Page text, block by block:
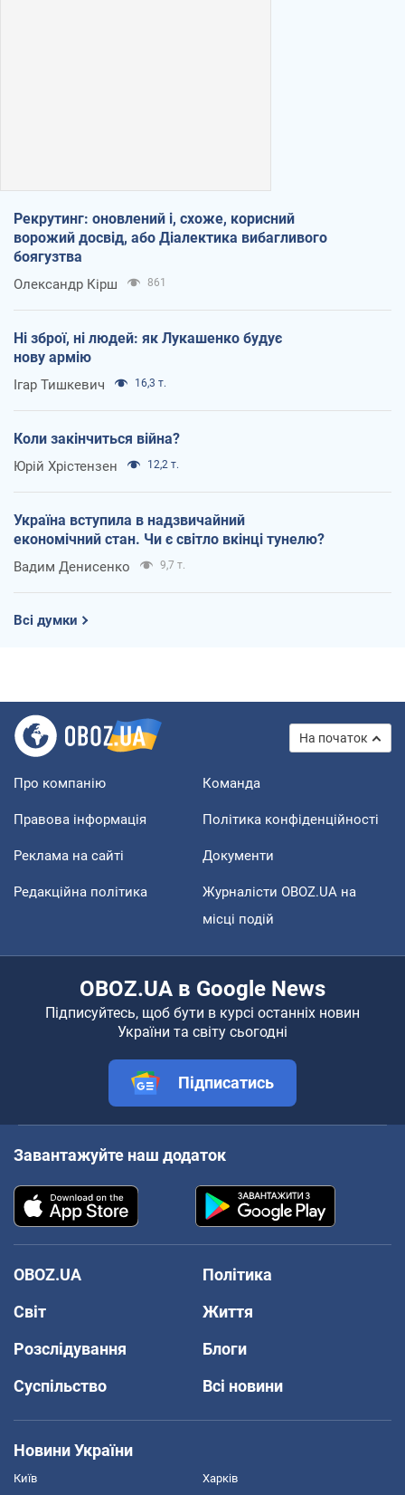
Рекрутинг: оновлений і, схоже, корисний
ворожий досвід, або Діалектика вибагливого
боягузтва
Олександр Кірш 861
Ні зброї, ні людей: як Лукашенко будує
нову армію
Ігар Тишкевич 16,3 т.
Коли закінчиться війна?
Юрій Хрістензен 12,2 т.
Україна вступила в надзвичайний
економічний стан. Чи є світло вкінці тунелю?
Вадим Денисенко 9,7 т.
Всі думки
На початок
Про компанію Команда
Правова інформація Політика конфіденційності
Реклама на сайті Документи
Редакційна політика
Журналісти OBOZ.UA на
місці подій
OBOZ.UA в Google News
Підписуйтесь, щоб бути в курсі останніх новин
України та світу сьогодні
Підписатись
Завантажуйте наш додаток
OBOZ.UA
Політика
Світ
Життя
Розслідування
Блоги
Суспільство
Всі новини
Новини України
Київ Харків